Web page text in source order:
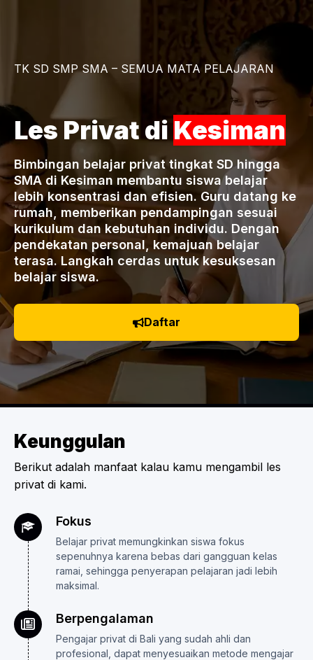
TK SD SMP SMA – SEMUA MATA PELAJARAN
Les Privat di Kesiman
Bimbingan belajar privat tingkat SD hingga
SMA di Kesiman membantu siswa belajar
lebih konsentrasi dan efisien. Guru datang ke
rumah, memberikan pendampingan sesuai
kurikulum dan kebutuhan individu. Dengan
pendekatan personal, kemajuan belajar
terasa. Langkah cerdas untuk kesuksesan
belajar siswa.
Daftar
Keunggulan
Berikut adalah manfaat kalau kamu mengambil les
privat di kami.
Fokus
Belajar privat memungkinkan siswa fokus
sepenuhnya karena bebas dari gangguan kelas
ramai, sehingga penyerapan pelajaran jadi lebih
maksimal.
Berpengalaman
Pengajar privat di Bali yang sudah ahli dan
profesional, dapat menyesuaikan metode mengajar